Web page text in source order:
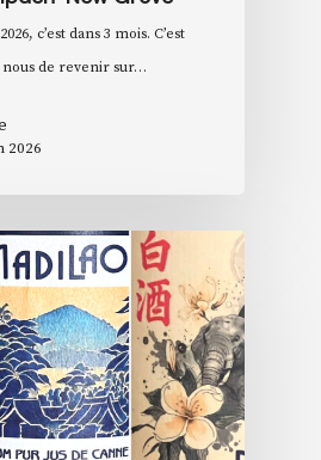
c’est dans 3 mois. C’est
nous de revenir sur…
2026